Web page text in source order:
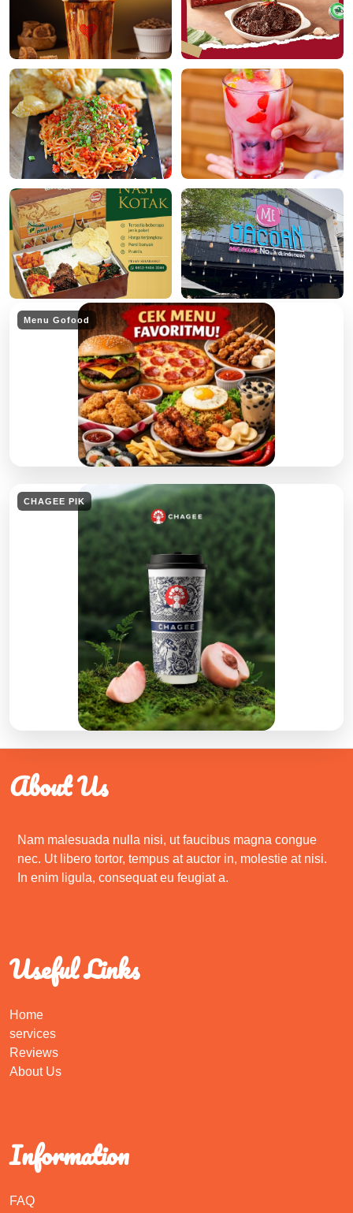
Menu Gofood
CHAGEE PIK
About Us
Nam malesuada nulla nisi, ut faucibus magna congue
nec. Ut libero tortor, tempus at auctor in, molestie at nisi.
In enim ligula, consequat eu feugiat a.
Useful Links
Home
services
Reviews
About Us
Information
FAQ